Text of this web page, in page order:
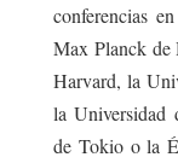
conferencias
Max Planck de
Harvard, la
la Universidad
de Tokio o la